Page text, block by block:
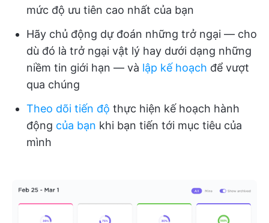
mức độ ưu tiên cao nhất của bạn
Hãy chủ động dự đoán những trở ngại — cho
dù đó là trở ngại vật lý hay dưới dạng những
niềm tin giới hạn — và lập kế hoạch để vượt
qua chúng
Theo dõi tiến độ thực hiện kế hoạch hành
động của bạn khi bạn tiến tới mục tiêu của
mình